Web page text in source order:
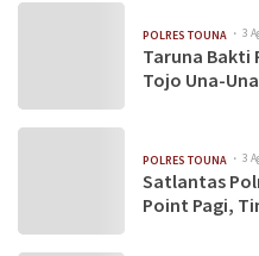
POLRES TOUNA 3
Taruna Bakti
Tojo Una-
POLRES TOUNA 3
Satlantas
Point Pagi,